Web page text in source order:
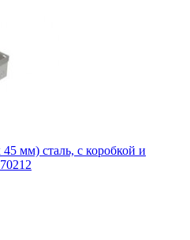
мм) сталь, с коробкой и